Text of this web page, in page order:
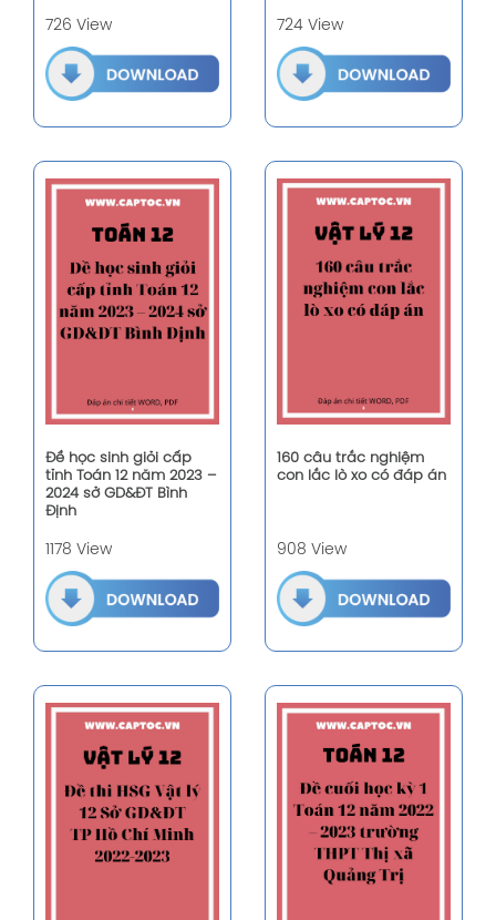
726 View 724 View
Đề học sinh giỏi cấp
tỉnh Toán 12 năm 2023 –
2024 sở GD&ĐT Bình
Định
1178 View
160 câu trắc nghiệm
con lắc lò xo có đáp án
908 View